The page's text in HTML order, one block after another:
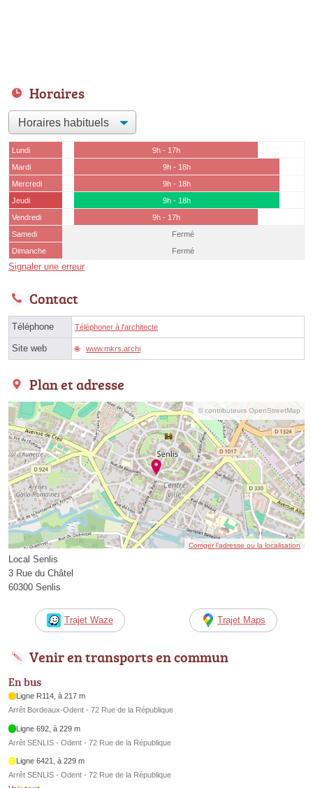
Horaires
Lundi
9h - 17h
Mardi
9h - 18h
Mercredi
9h - 18h
Jeudi
9h - 18h
Vendredi
9h - 17h
Samedi
Fermé
Dimanche
Fermé
Signaler une erreur
Contact
Téléphone Téléphoner à l'architecte
Site web www.mkrs.archi
Plan et adresse
© contributeurs OpenStreetMap
Corriger l’adresse ou la localisation
Local Senlis
3 Rue du Châtel
60300 Senlis
Trajet Waze Trajet Maps
Venir en transports en commun
En bus
Ligne R114, à 217 m
Arrêt Bordeaux-Odent - 72 Rue de la République
Ligne 692, à 229 m
Arrêt SENLIS - Odent - 72 Rue de la République
Ligne 6421, à 229 m
Arrêt SENLIS - Odent - 72 Rue de la République